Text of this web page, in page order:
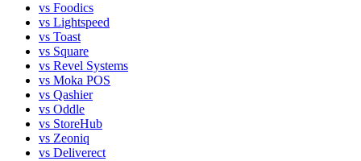
vs Foodics
vs Lightspeed
vs Toast
vs Square
vs Revel Systems
vs Moka POS
vs Qashier
vs Oddle
vs StoreHub
vs Zeoniq
vs Deliverect